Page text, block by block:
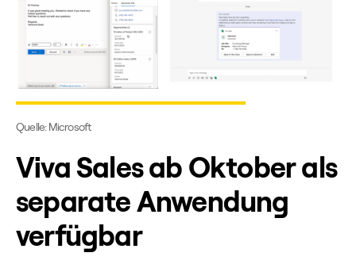
Quelle: Microsoft
Viva Sales ab Oktober als
separate Anwendung
verfügbar